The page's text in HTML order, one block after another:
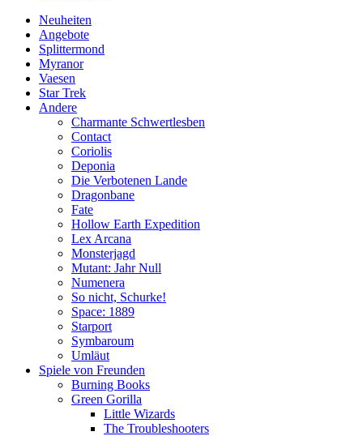
Neuheiten
Angebote
Splittermond
Myranor
Vaesen
Star Trek
Andere
Charmante Schwertlesben
Contact
Coriolis
Deponia
Die Verbotenen Lande
Dragonbane
Fate
Hollow Earth Expedition
Lex Arcana
Monsterjagd
Mutant: Jahr Null
Numenera
So nicht, Schurke!
Space: 1889
Starport
Symbaroum
Umläut
Spiele von Freunden
Burning Books
Green Gorilla
Little Wizards
The Troubleshooters